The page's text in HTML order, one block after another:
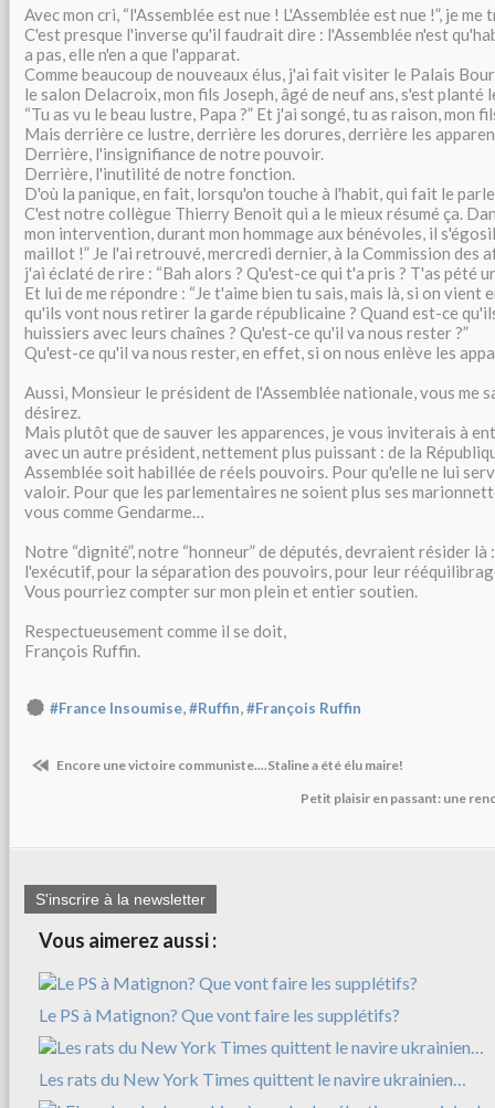
Avec mon cri, “l'Assemblée est nue ! L'Assemblée est nue !”, je
C'est presque l'inverse qu'il faudrait dire : l'Assemblée n'est
a pas, elle n'en a que l'apparat.
Comme beaucoup de nouveaux élus, j'ai fait visiter le Palais
le salon Delacroix, mon fils Joseph, âgé de neuf ans, s'est planté
“Tu as vu le beau lustre, Papa ?” Et j'ai songé, tu as raison, mon
Mais derrière ce lustre, derrière les dorures, derrière les
Derrière, l'insignifiance de notre pouvoir.
Derrière, l'inutilité de notre fonction.
D'où la panique, en fait, lorsqu'on touche à l'habit, qui fait le
C'est notre collègue Thierry Benoit qui a le mieux résumé ça.
mon intervention, durant mon hommage aux bénévoles, il
maillot !” Je l'ai retrouvé, mercredi dernier, à la Commission des
j'ai éclaté de rire : “Bah alors ? Qu'est-ce qui t'a pris ? T'as pété
Et lui de me répondre : “Je t'aime bien tu sais, mais là, si on vient
qu'ils vont nous retirer la garde républicaine ? Quand est-ce
huissiers avec leurs chaînes ? Qu'est-ce qu'il va nous rester ?”
Qu'est-ce qu'il va nous rester, en effet, si on nous enlève les
Aussi, Monsieur le président de l'Assemblée nationale, vous me
désirez.
Mais plutôt que de sauver les apparences, je vous inviterais à
avec un autre président, nettement plus puissant : de la
Assemblée soit habillée de réels pouvoirs. Pour qu'elle ne lui
valoir. Pour que les parlementaires ne soient plus ses
vous comme Gendarme…
Notre “dignité”, notre “honneur” de députés, devraient résider
l'exécutif, pour la séparation des pouvoirs, pour leur
Vous pourriez compter sur mon plein et entier soutien.
Respectueusement comme il se doit,
François Ruffin.
#France Insoumise,#Ruffin,#François Ruffin
Encore une victoire communiste....Staline a été élu maire!
Petit plaisir en passant: une
S'inscrire à la newsletter
Vous aimerez aussi :
Le PS à Matignon? Que vont faire les supplétifs?
Les rats du New York Times quittent le navire ukrainien…